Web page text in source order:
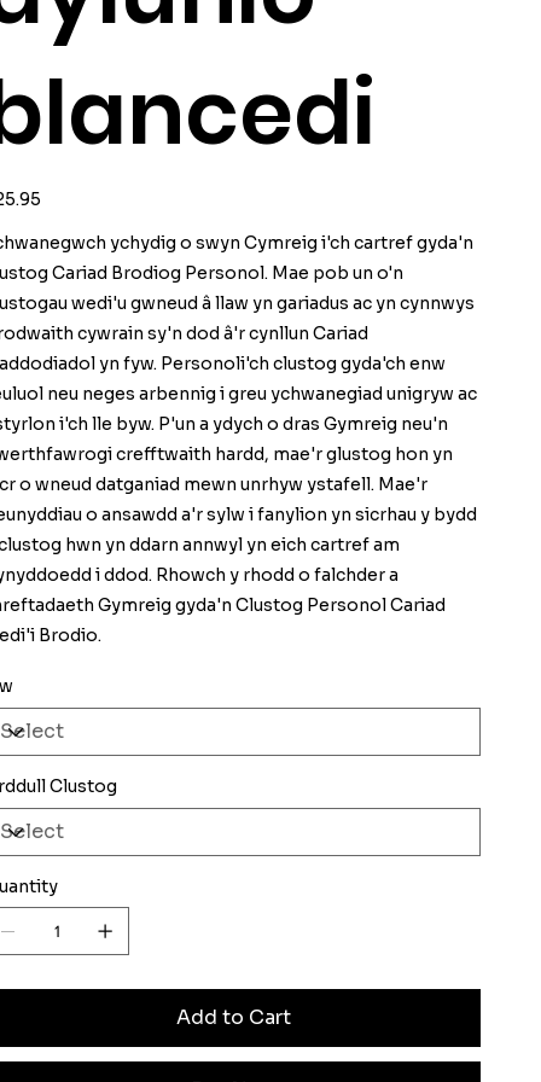
ychydig o swyn Cymreig i'ch cartref gyda'n
Cariad Brodiog Personol. Mae pob un o'n
wedi'u gwneud â llaw yn gariadus ac yn cynnwys
cywrain sy'n dod â'r cynllun Cariad
yn fyw. Personoli'ch clustog gyda'ch enw
neu neges arbennig i greu ychwanegiad unigryw ac
i'ch lle byw. P'un a ydych o dras Gymreig neu'n
crefftwaith hardd, mae'r glustog hon yn
o wneud datganiad mewn unrhyw ystafell. Mae'r
o ansawdd a'r sylw i fanylion yn sicrhau y bydd
hwn yn ddarn annwyl yn eich cartref am
i ddod. Rhowch y rhodd o falchder a
Gymreig gyda'n Clustog Personol Cariad
Brodio.
Clustog
Add to Cart